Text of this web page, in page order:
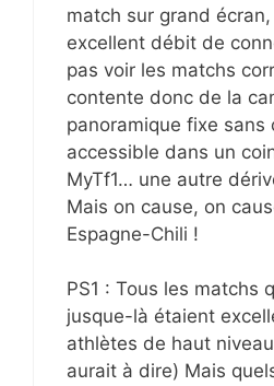
match sur grand
excellent débit de
pas voir les matchs
contente donc de la
panoramique fixe sans
accessible dans un
MyTf1… une autre
Mais on cause, on
Espagne-Chili !
PS1 : Tous les matchs
jusque-là étaient
athlètes de haut
aurait à dire) Mais